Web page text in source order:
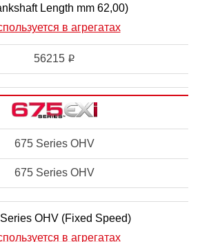
Length mm 62,00)
в агрегатах
56215 i
675 Series OHV
675 Series OHV
OHV (Fixed Speed)
в агрегатах